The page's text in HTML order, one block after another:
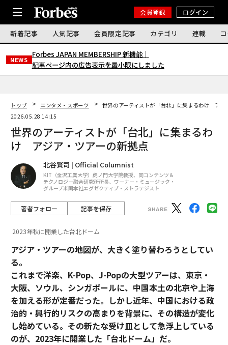
会員登録 ログイン
新着記事 人気記事 会員限定記事 カテゴリ 連載
NEWS
Forbes JAPAN MEMBERSHIP 新機能｜
記事ページ内の広告表示を最小限にしました
トップ エンタメ・スポーツ
世界のアーティストが「台北」に集まるわけ アジ
2026.05.28 14:15
世界のアーティストが「台北」に集まるわ
け アジア・ツアーの新拠点
北谷賢司 | Official Columnist
KIT（金沢工業大学）虎ノ門大学院教授、同コンテンツ＆
テクノロジー融合研究所所長、ワーナー・ミュージック・
グループ米国本社エグゼクティブ・ストラテジスト
著者フォロー 記事を保存
2023年秋に開業した台北ドーム
アジア・ツアーの地図が、大きく塗り替わろうとしてい
る。
これまで洋楽、K-Pop、J-Popの大型ツアーは、東京・
大阪、ソウル、シンガポールに、中国本土の北京や上海
を加える形が定番だった。しかし近年、中国における政
治的・興行的リスクの高まりを背景に、その構造が変化
し始めている。その新たな受け皿として急浮上している
のが、2023年に開業した「台北ドーム」だ。